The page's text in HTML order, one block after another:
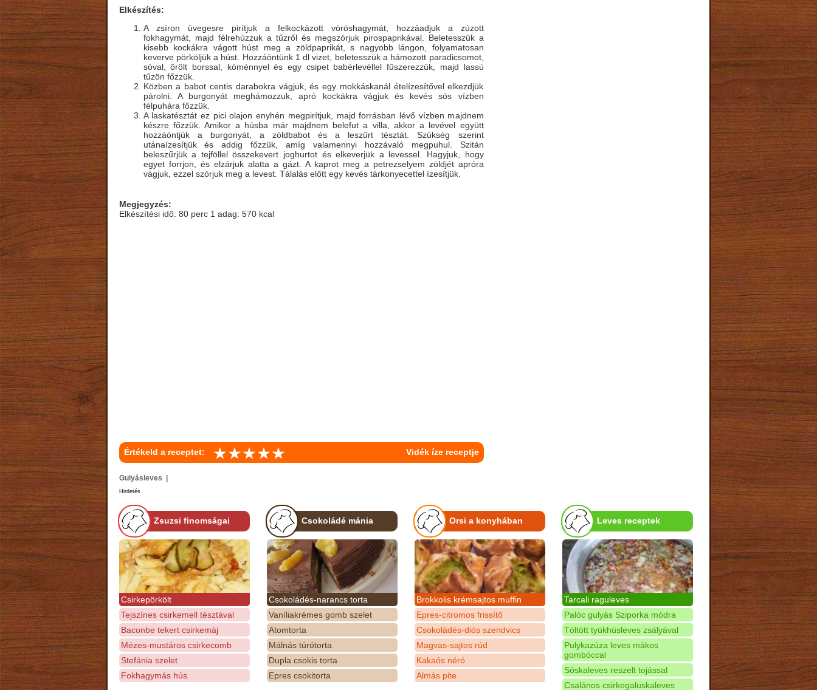
Elkészítés:
A zsíron üvegesre pirítjuk a felkockázott vöröshagymát, hozzáadjuk a zúzott
fokhagymát, majd félrehúzzuk a tűzről és megszórjuk pirospaprikával. Beletesszük a
kisebb kockákra vágott húst meg a zöldpaprikát, s nagyobb lángon, folyamatosan
keverve pörköljük a húst. Hozzáöntünk 1 dl vizet, beletesszük a hámozott paradicsomot,
sóval, őrölt borssal, köménnyel és egy csipet babérlevéllel fűszerezzük, majd lassú
tűzön főzzük.
Közben a babot centis darabokra vágjuk, és egy mokkáskanál ételízesítővel elkezdjük
párolni. A burgonyát meghámozzuk, apró kockákra vágjuk és kevés sós vízben
félpuhára főzzük.
A laskatésztát ez pici olajon enyhén megpirítjuk, majd forrásban lévő vízben majdnem
készre főzzük. Amikor a húsba már majdnem belefut a villa, akkor a levével együtt
hozzáöntjük a burgonyát, a zöldbabot és a leszűrt tésztát. Szükség szerint
utánaízesítjük és addig főzzük, amíg valamennyi hozzávaló megpuhul. Szitán
beleszűrjük a tejföllel összekevert joghurtot és elkeverjük a levessel. Hagyjuk, hogy
egyet forrjon, és elzárjuk alatta a gázt. A kaprot meg a petrezselyem zöldjét apróra
vágjuk, ezzel szórjuk meg a levest. Tálalás előtt egy kevés tárkonyecettel ízesítjük.
Megjegyzés:
Elkészítési idő: 80 perc 1 adag: 570 kcal
Értékeld a receptet: Vidék íze receptje
Gulyásleves |
Hirdetés
Zsuzsi finomságai
Csirkepörkölt
Tejszínes csirkemell tésztával
Baconbe tekert csirkemáj
Mézes-mustáros csirkecomb
Stefánia szelet
Fokhagymás hús
Csokoládé mánia
Csokoládés-narancs torta
Vaníliakrémes gomb szelet
Atomtorta
Málnás túrótorta
Dupla csokis torta
Epres csokitorta
Orsi a konyhában
Brokkolis krémsajtos muffin
Epres-citromos frissítő
Csokoládés-diós szendvics
Magvas-sajtos rúd
Kakaós néró
Almás pite
Leves receptek
Tarcali raguleves
Palóc gulyás Sziporka módra
Töltött tyúkhúsleves zsályával
Pulykazúza leves mákos
gombóccal
Sóskaleves reszelt tojással
Csalános csirkegaluskaleves